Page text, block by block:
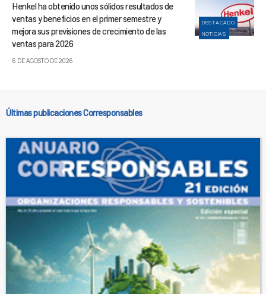
DESTACADO
NOTICIAS
Henkel ha obtenido unos sólidos resultados de
ventas y beneficios en el primer semestre y
mejora sus previsiones de crecimiento de las
ventas para 2026
6 DE AGOSTO DE 2026
Últimas publicaciones Corresponsables